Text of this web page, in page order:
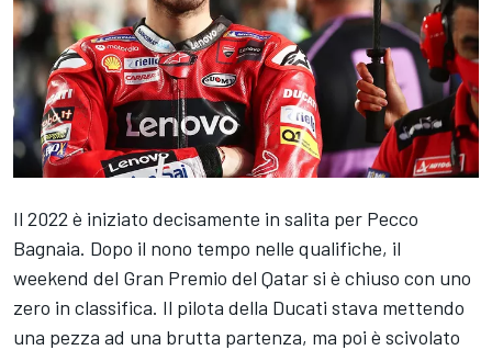
Il 2022 è iniziato decisamente in salita per Pecco
Bagnaia. Dopo il nono tempo nelle qualifiche, il
weekend del Gran Premio del Qatar si è chiuso con uno
zero in classifica. Il pilota della Ducati stava mettendo
una pezza ad una brutta partenza, ma poi è scivolato